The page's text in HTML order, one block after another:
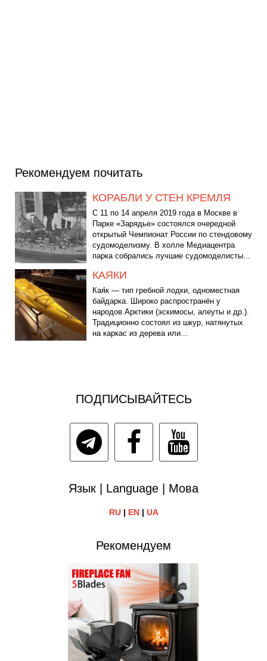
Рекомендуем почитать
КОРАБЛИ У СТЕН КРЕМЛЯ
С 11 по 14 апреля 2019 года в Москве в
Парке «Зарядье» состоялся очередной
открытый Чемпионат России по стендовому
судомоделизму. В холле Медиацентра
парка собрались лучшие судомоделисты...
КАЯКИ
Кая́к — тип гребной лодки, одноместная
байдарка. Широко распространён у
народов Арктики (эскимосы, алеуты и др.).
Традиционно состоял из шкур, натянутых
на каркас из дерева или...
ПОДПИСЫВАЙТЕСЬ
Язык | Language | Мова
RU| EN| UA
Рекомендуем